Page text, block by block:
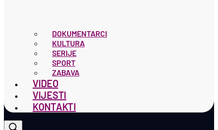
DOKUMENTARCI
KULTURA
SERIJE
SPORT
ZABAVA
VIDEO
VIJESTI
KONTAKTI